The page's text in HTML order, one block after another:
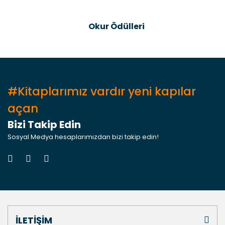
Okur Ödülleri
#Kitaplarımız vardır yeni kapılar
açan
Bizi Takip Edin
Sosyal Medya hesaplarımızdan bizi takip edin!
İLETİŞİM